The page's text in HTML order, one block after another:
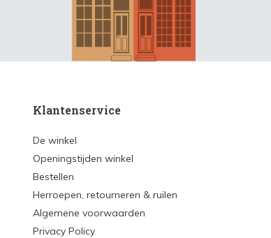
Klantenservice
De winkel
Openingstijden winkel
Bestellen
Herroepen, retourneren & ruilen
Algemene voorwaarden
Privacy Policy